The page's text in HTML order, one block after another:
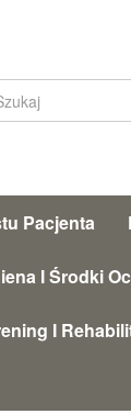
Pacjenta
I Środki
I